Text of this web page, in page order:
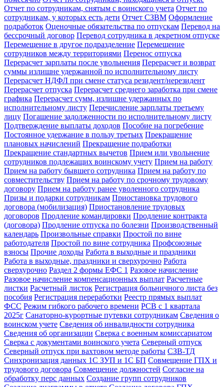
Отчет по сотрудникам, снятым с воинского учета Отчет по
сотрудникам, у которых есть дети Отчет СЗВМ Оформление
подработок Оценочные обязательства по отпускам Перевод на
бессрочный договор Перевод сотрудника в декретном отпуске
Перемещение в другое подразделение Перемещение
сотрудников между территориями Перенос отпуска
Перерасчет зарплаты после увольнения Перерасчет и возврат
суммы излишне удержанной по исполнительному листу
Перерасчет НДФЛ при смене статуса резидент/нерезидент
Перерасчет отпуска Перерасчет среднего заработка при смене
графика Перерасчет сумм, излишне удержанных по
исполнительному листу Перечисление зарплаты третьему
лицу Погашение задолженности по исполнительному листу
Подтверждение выплаты доходов Пособие на погребение
Постоянное удержание в пользу третьих Прекращение
плановых начислений Прекращение подработки
Прекращение стандартных вычетов Прием или увольнение
сотрудников подлежащих воинскому учету Прием на работу
Прием на работу бывшего сотрудника Прием на работу по
совместительству Прием на работу по срочному трудовому
договору Прием на работу ранее уволенного сотрудника
Призы и подарки сотрудникам Приостановка трудового
договора (мобилизация) Приостановление трудовых
договоров Продление командировки Продление контракта
(договора) Продление отпуска по болезни Производственный
календарь Произвольные справки Простой по вине
работодателя Простой по вине сотрудника Профсоюзные
взносы Прочие доходы Работа в выходные и праздники
Работа в выходные, праздники и сверхурочно Работа
сверхурочно Раздел 2 формы ЕФС 1 Разовое начисление
Разовое начисление компенсационных выплат Расчетные
листки Расчетный листок Регистрация больничного листа без
пособия Регистрация переработки Реестр прямых выплат
ФСС Режим гибкого рабочего времени РСВ с 1 квартала
2025г Санаторно-курортные путевки сотрудникам Сведения о
воинском учете Сведения об инвалидности сотрудника
Сведения об организации Сверка с военным комиссариатом
Сверка с документами воинского учета Северный отпуск
Северный отпуск при вахтовом методе работы СЗВ-ТД
Синхронизация данных 1С ЗУП и 1С БП Совмещение ГПХ и
трудового договора Совмещение должностей Согласие на
обработку перс данных Создание групп сотрудников